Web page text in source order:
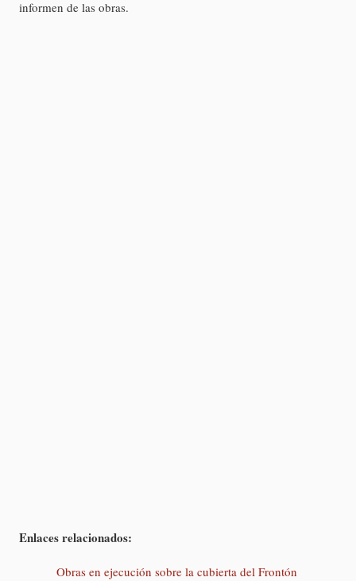
informen de las obras.
Enlaces relacionados:
Obras en ejecución sobre la cubierta del Frontón